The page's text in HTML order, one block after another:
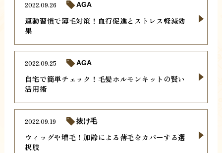
運動習慣で薄毛対策！血行促進とストレス軽減効
果
2022.09.26 AGA
自宅で簡単チェック！毛髪ホルモンキットの賢い
活用術
2022.09.25 AGA
ウィッグや増毛！加齢による薄毛をカバーする選
択肢
2022.09.19 抜け毛